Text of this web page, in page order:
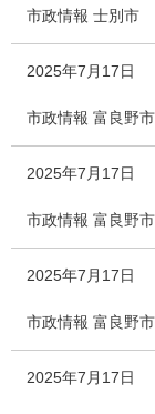
市政情報 士別市
2025年7月17日
市政情報 富良野市
2025年7月17日
市政情報 富良野市
2025年7月17日
市政情報 富良野市
2025年7月17日